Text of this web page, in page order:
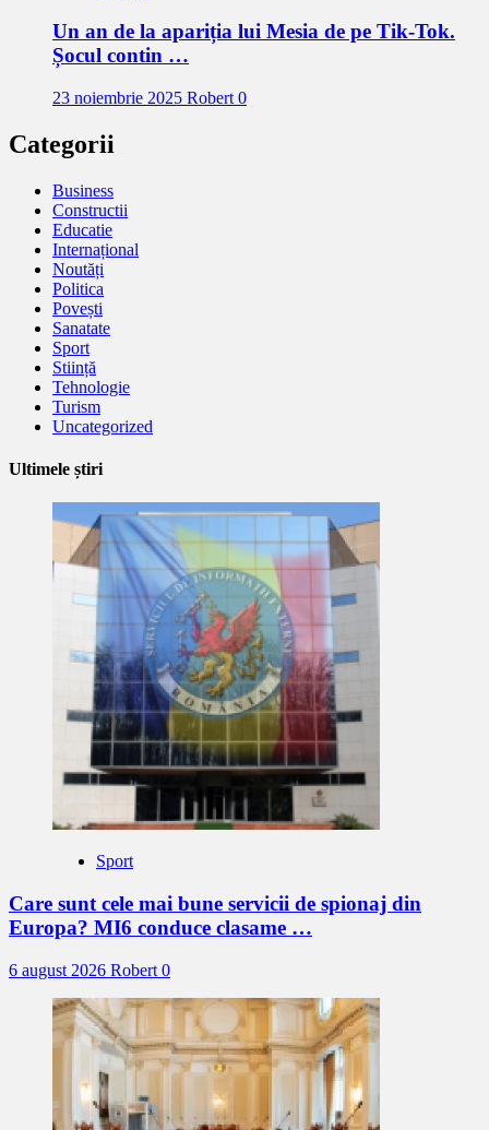
Un an de la apariția lui Mesia de pe Tik-Tok.
Șocul contin …
23 noiembrie 2025 Robert 0
Categorii
Business
Constructii
Educatie
Internațional
Noutăți
Politica
Povești
Sanatate
Sport
Stiință
Tehnologie
Turism
Uncategorized
Ultimele știri
Sport
Care sunt cele mai bune servicii de spionaj din
Europa? MI6 conduce clasame …
6 august 2026 Robert 0